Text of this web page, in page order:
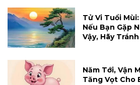
Tử Vi Tuổi
Nếu Bạn Gặp
Vậy, Hãy
Năm Tới, Vận
Tăng Vọt Cho